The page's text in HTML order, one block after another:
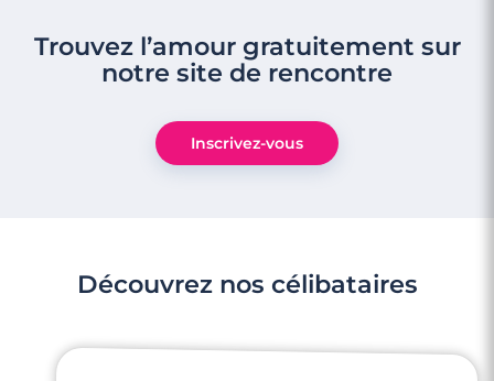
Trouvez l’amour gratuitement sur
notre site de rencontre
Inscrivez-vous
Découvrez nos célibataires